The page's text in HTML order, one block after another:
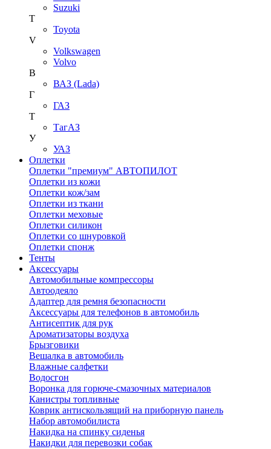
Suzuki
T
Toyota
V
Volkswagen
Volvo
В
ВАЗ (Lada)
Г
ГАЗ
Т
ТагАЗ
У
УАЗ
Оплетки
Оплетки "премиум" АВТОПИЛОТ
Оплетки из кожи
Оплетки кож/зам
Оплетки из ткани
Оплетки меховые
Оплетки силикон
Оплетки со шнуровкой
Оплетки спонж
Тенты
Аксессуары
Автомобильные компрессоры
Автоодеяло
Адаптер для ремня безопасности
Аксессуары для телефонов в автомобиль
Антисептик для рук
Ароматизаторы воздуха
Брызговики
Вешалка в автомобиль
Влажные салфетки
Водосгон
Воронка для горюче-смазочных материалов
Канистры топливные
Коврик антискользящий на приборную панель
Набор автомобилиста
Накидка на спинку сиденья
Накидки для перевозки собак